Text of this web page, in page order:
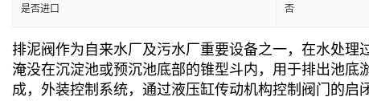
是否进口 否
排泥阀作为自来水厂及污水厂重要设备之一，在水处
淹没在沉淀池或预沉池底部的锥型斗内，用于排出池
成，外装控制系统，通过液压缸传动机构控制阀门的